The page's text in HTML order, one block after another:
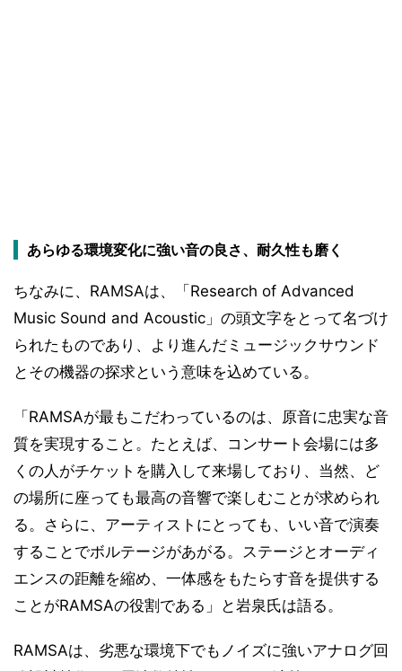
あらゆる環境変化に強い音の良さ、耐久性も磨く
ちなみに、RAMSAは、「Research of Advanced
Music Sound and Acoustic」の頭文字をとって名づけ
られたものであり、より進んだミュージックサウンド
とその機器の探求という意味を込めている。
「RAMSAが最もこだわっているのは、原音に忠実な音
質を実現すること。たとえば、コンサート会場には多
くの人がチケットを購入して来場しており、当然、ど
の場所に座っても最高の音響で楽しむことが求められ
る。さらに、アーティストにとっても、いい音で演奏
することでボルテージがあがる。ステージとオーディ
エンスの距離を縮め、一体感をもたらす音を提供する
ことがRAMSAの役割である」と岩泉氏は語る。
RAMSAは、劣悪な環境下でもノイズに強いアナログ回